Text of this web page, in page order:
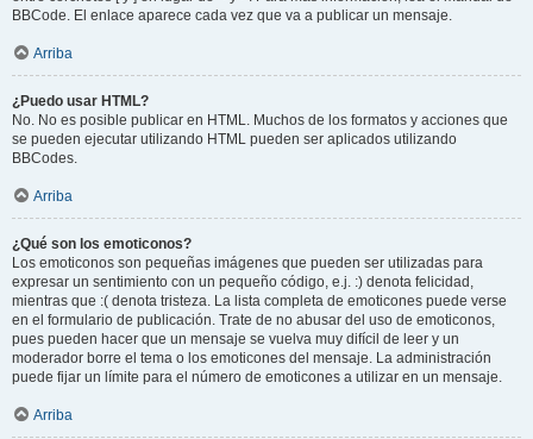
BBCode. El enlace aparece cada vez que va a publicar un mensaje.
Arriba
¿Puedo usar HTML?
No. No es posible publicar en HTML. Muchos de los formatos y acciones que
se pueden ejecutar utilizando HTML pueden ser aplicados utilizando
BBCodes.
Arriba
¿Qué son los emoticonos?
Los emoticonos son pequeñas imágenes que pueden ser utilizadas para
expresar un sentimiento con un pequeño código, e.j. :) denota felicidad,
mientras que :( denota tristeza. La lista completa de emoticones puede verse
en el formulario de publicación. Trate de no abusar del uso de emoticonos,
pues pueden hacer que un mensaje se vuelva muy difícil de leer y un
moderador borre el tema o los emoticones del mensaje. La administración
puede fijar un límite para el número de emoticones a utilizar en un mensaje.
Arriba